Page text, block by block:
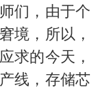
们，由于个
境，所以，
求的今天，
线，存储芯